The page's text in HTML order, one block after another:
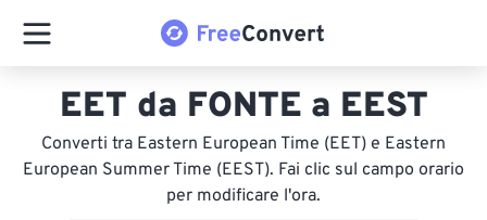
EET da FONTE a EEST
Converti tra Eastern European Time (EET) e Eastern
European Summer Time (EEST). Fai clic sul campo orario
per modificare l'ora.